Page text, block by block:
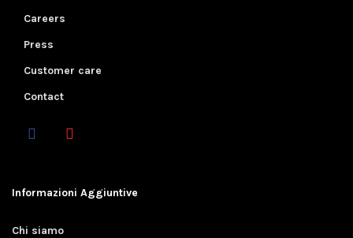
Careers
Press
Customer care
Contact
Informazioni Aggiuntive
Chi siamo